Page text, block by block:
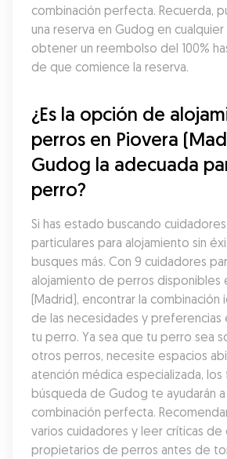
combinación perfecta. Recuerda,
una reserva en Gudog en
obtener un reembolso del 100%
de que comience la reserva.
¿Es la opción de
perros en Piovera
Gudog la adecuada
perro?
Si has estado buscando
particulares para alojamiento sin
busques más. Con 9 cuidadores
alojamiento de perros disponibles
(Madrid), encontrar la
de las necesidades y preferencias
tu perro. Ya sea que tu perro sea
otros perros, necesite espacios
atención médica especializada,
búsqueda de Gudog te ayudarán
combinación perfecta.
varios cuidadores y leer críticas de
propietarios de perros antes de